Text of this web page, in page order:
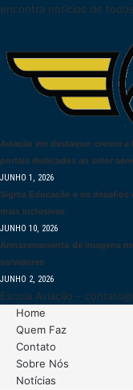
encontra notícias de
Aviação em destaque: cresce
portais dedicados ao setor
JUNHO 1, 2026
Sigma Educação e os
mais inclusivas
JUNHO 10, 2026
Armazenamento de imagens
servidores
JUNHO 2, 2026
Escola Aviação –
Home
Quem Faz
Contato
Sobre Nós
Notícias